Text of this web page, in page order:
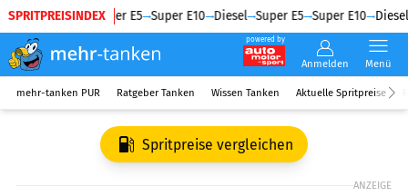
SPRITPREISINDEX
Diesel Super E5 Super E10 Diesel Super E5 Super E10 Diesel
powered by
Anmelden Menü
mehr-tanken PUR Ratgeber Tanken Wissen Tanken Aktuelle Spritpreise
Spritpreise vergleichen
ANZEIGE